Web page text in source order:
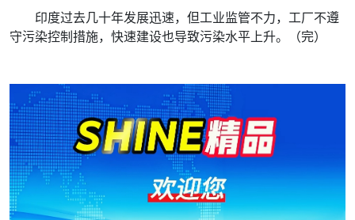
印度过去几十年发展迅速，但工业监管不力，工厂不遵
守污染控制措施，快速建设也导致污染水平上升。（完）